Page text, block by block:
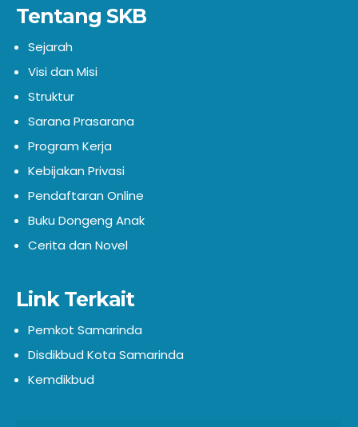
Tentang SKB
Sejarah
Visi dan Misi
Struktur
Sarana Prasarana
Program Kerja
Kebijakan Privasi
Pendaftaran Online
Buku Dongeng Anak
Cerita dan Novel
Link Terkait
Pemkot Samarinda
Disdikbud Kota Samarinda
Kemdikbud